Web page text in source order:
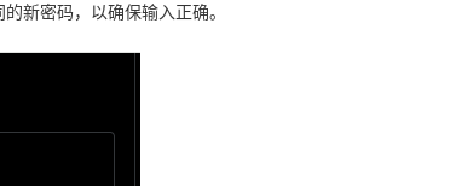
新密码，以确保输入正确。